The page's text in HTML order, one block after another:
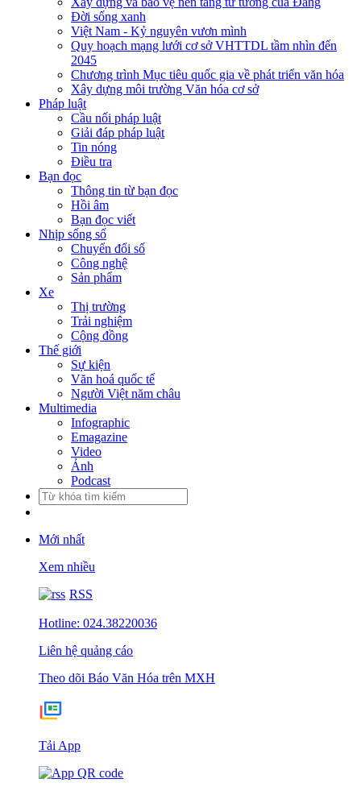
Đời sống xanh
Việt Nam - Kỷ nguyên vươn mình
Quy hoạch mạng lưới cơ sở VHTTDL tầm nhìn đến
2045
Chương trình Mục tiêu quốc gia về phát triển văn hóa
Xây dựng môi trường Văn hóa cơ sở
Pháp luật
Cầu nối pháp luật
Giải đáp pháp luật
Tin nóng
Điều tra
Bạn đọc
Thông tin từ bạn đọc
Hồi âm
Bạn đọc viết
Nhịp sống số
Chuyển đổi số
Công nghệ
Sản phẩm
Xe
Thị trường
Trải nghiệm
Cộng đồng
Thế giới
Sự kiện
Văn hoá quốc tế
Người Việt năm châu
Multimedia
Infographic
Emagazine
Video
Ảnh
Podcast
Mới nhất
Xem nhiều
RSS
Hotline: 024.38220036
Liên hệ quảng cáo
Theo dõi Báo Văn Hóa trên MXH
Tải App